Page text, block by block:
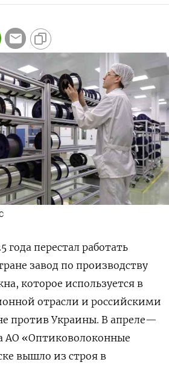
года перестал работать
завод по производству
которое используется в
отрасли и российскими
против Украины. В апреле—
АО «Оптиковолоконные
вышло из строя в